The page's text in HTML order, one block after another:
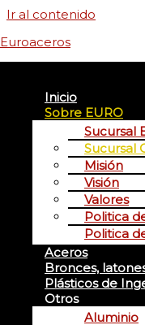
Ir al contenido
Euroaceros
Inicio
Sobre EURO
Sucursal
Sucursal
Misión
Visión
Valores
Politica
Politica
Aceros
Bronces,
Plásticos de
Otros
Aluminio
Sucursal Central
Detalles de
Nuestra Ubicación
Avenida Petapa 17-51
01012 , Guatemala